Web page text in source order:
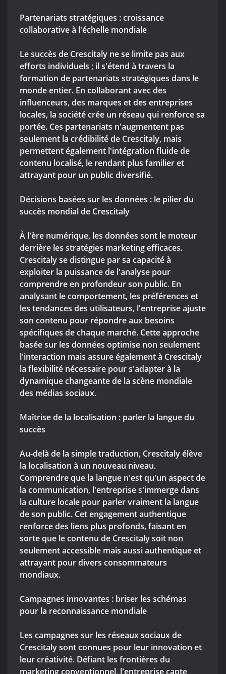
Partenariats stratégiques : croissance
collaborative à l'échelle mondiale
Le succès de Crescitaly ne se limite pas aux
efforts individuels ; il s'étend à travers la
formation de partenariats stratégiques dans le
monde entier. En collaborant avec des
influenceurs, des marques et des entreprises
locales, la société crée un réseau qui renforce sa
portée. Ces partenariats n'augmentent pas
seulement la crédibilité de Crescitaly, mais
permettent également l'intégration fluide de
contenu localisé, le rendant plus familier et
attrayant pour un public diversifié.
Décisions basées sur les données : le pilier du
succès mondial de Crescitaly
À l'ère numérique, les données sont le moteur
derrière les stratégies marketing efficaces.
Crescitaly se distingue par sa capacité à
exploiter la puissance de l'analyse pour
comprendre en profondeur son public. En
analysant le comportement, les préférences et
les tendances des utilisateurs, l'entreprise ajuste
son contenu pour répondre aux besoins
spécifiques de chaque marché. Cette approche
basée sur les données optimise non seulement
l'interaction mais assure également à Crescitaly
la flexibilité nécessaire pour s'adapter à la
dynamique changeante de la scène mondiale
des médias sociaux.
Maîtrise de la localisation : parler la langue du
succès
Au-delà de la simple traduction, Crescitaly élève
la localisation à un nouveau niveau.
Comprendre que la langue n'est qu'un aspect de
la communication, l'entreprise s'immerge dans
la culture locale pour parler vraiment la langue
de son public. Cet engagement authentique
renforce des liens plus profonds, faisant en
sorte que le contenu de Crescitaly soit non
seulement accessible mais aussi authentique et
attrayant pour divers consommateurs
mondiaux.
Campagnes innovantes : briser les schémas
pour la reconnaissance mondiale
Les campagnes sur les réseaux sociaux de
Crescitaly sont connues pour leur innovation et
leur créativité. Défiant les frontières du
marketing conventionnel, l'entreprise capte